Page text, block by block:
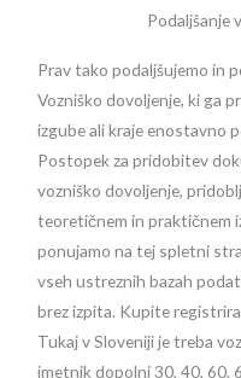
Podaljšanje
Prav tako podaljšujemo in
Vozniško dovoljenje, ki ga
izgube ali kraje enostavno
Postopek za pridobitev
vozniško dovoljenje,
teoretičnem in praktičnem
ponujamo na tej spletni
vseh ustreznih bazah
brez izpita. Kupite
Tukaj v Sloveniji je treba
imetnik dopolni 30, 40, 60,